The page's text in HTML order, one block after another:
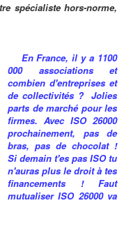
spécialiste hors-norme,
En France, il y a 1100
000 associations et
combien d'entreprises et
de collectivités ? Jolies
parts de marché pour les
firmes. Avec ISO 26000
prochainement, pas de
bras, pas de chocolat !
Si demain t'es pas ISO tu
n'auras plus le droit à tes
financements ! Faut
mutualiser ISO 26000 va